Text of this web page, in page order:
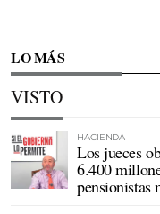
LO MÁS
VISTO
HACIENDA
Los jueces
6.400
pensionistas